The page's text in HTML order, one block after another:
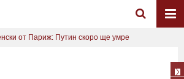
от Париж: Путин скоро ще умре